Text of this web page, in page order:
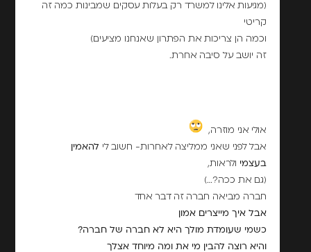
(מגיעות אלינו למשרד רק בעלות עסקים שמבינות כמה זה
קריטי
וכמה הן צריכות את הפתרון שאנחנו מציעים)
זה יושב על סיבה אחרת.
אולי אני מוזרה,
אבל לפני שאני ממליצה לאחרות- חשוב לי להאמין
בעצמי ולראות,
(גם את ככה?…)
חברה מביאה חברה זה דבר אחד
אבל איך מייצרים אמון
כשמי שעומדת מולך היא לא חברה של חברה?
והיא רוצה להבין מי את ומה מיוחד אצלך